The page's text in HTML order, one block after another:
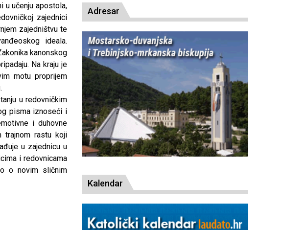
u učenju apostola,
zajednici
zajedništvu te
ideala.
kanonskog
Na kraju je
motu proprijem
u redovničkim
pisma iznoseći i
i duhovne
trajnom rastu koji
u zajednicu u
i redovnicama
o novim sličnim
Adresar
Kalendar